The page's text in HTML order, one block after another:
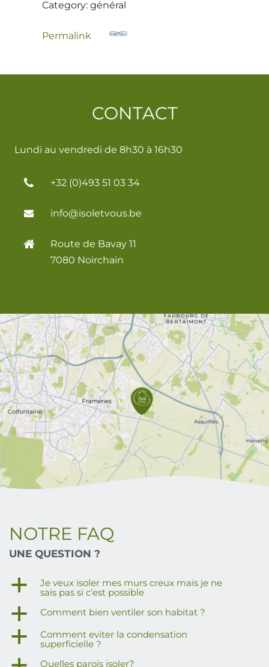
Category: général
Permalink
NOTRE FAQ
UNE QUESTION ?
a
Je veux isoler mes murs creux mais je ne
sais pas si c’est possible
a Comment bien ventiler son habitat ?
a
Comment eviter la condensation
superficielle ?
Quelles parois isoler?
CONTACT
Lundi au vendredi de 8h30 à 16h30
+32 (0)493 51 03 34
info@isoletvous.be
Route de Bavay 11
7080 Noirchain